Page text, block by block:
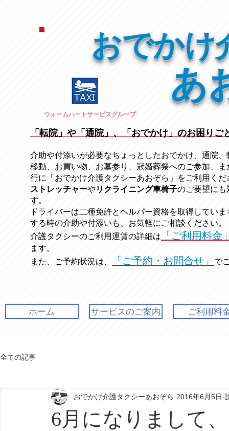
おでかけ
あ
ウォームハートサービスグループ
「転院」や「通院」、「おでかけ」のお困りご
介助や付添いが必要なちょっとしたおでかけ、通院
移動、お買い物、お墓参り、冠婚葬祭へのご参加、ま
行に「おでかけ介護タクシーあおぞら」をご利用くだ
ストレッチャー​やリクライニング車椅子のご要望にも
す。
ドライバーは二種免許とヘルパー資格を取得してい
する時の介助や付添いも、お気軽にご相談ください
介護タクシーのご利用運賃の詳細は 「ご利用料金
ます。
また、ご予約状況は、
「ご予約・お問合せ」 で
ホーム サービスのご案内 ご利用料
全ての記事
6月になりまして
おでかけ介護タクシーあおぞら 2016年6月5日